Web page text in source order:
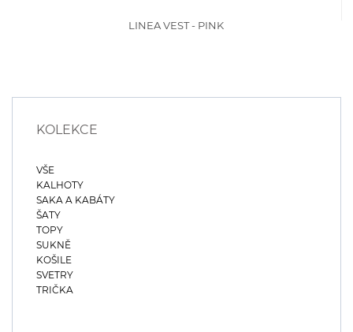
LINEA VEST - PINK
KOLEKCE
VŠE
KALHOTY
SAKA A KABÁTY
ŠATY
TOPY
SUKNĚ
KOŠILE
SVETRY
TRIČKA